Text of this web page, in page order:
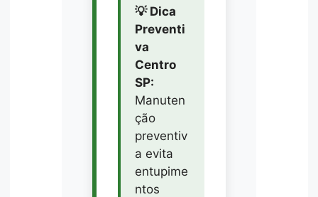
💡 Dica
Preventi
va
Centro
SP:
Manuten
ção
preventiv
a evita
entupime
ntos